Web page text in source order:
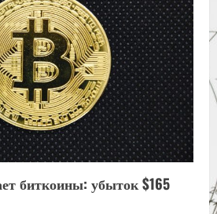
биткоины: убыток $165